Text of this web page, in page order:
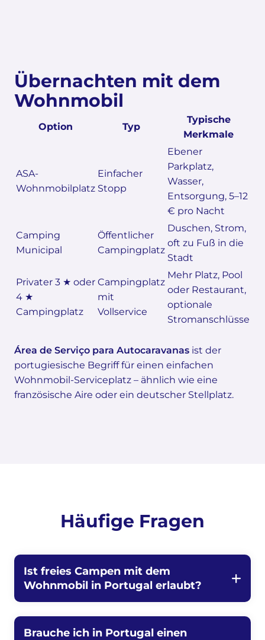
Übernachten mit dem
Wohnmobil
Option Typ
Typische
Merkmale
ASA-
Wohnmobilplatz
Einfacher
Stopp
Ebener
Parkplatz,
Wasser,
Entsorgung, 5–12
€ pro Nacht
Camping
Municipal
Öffentlicher
Campingplatz
Duschen, Strom,
oft zu Fuß in die
Stadt
Privater 3 ★ oder
4 ★
Campingplatz
Campingplatz
mit
Vollservice
Mehr Platz, Pool
oder Restaurant,
optionale
Stromanschlüsse
Área de Serviço para Autocaravanas ist der
portugiesische Begriff für einen einfachen
Wohnmobil-Serviceplatz – ähnlich wie eine
französische Aire oder ein deutscher Stellplatz.
Häufige Fragen
Ist freies Campen mit dem
Wohnmobil in Portugal erlaubt?
Brauche ich in Portugal einen